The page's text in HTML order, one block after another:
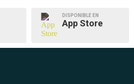
DISPONIBLE EN
App Store